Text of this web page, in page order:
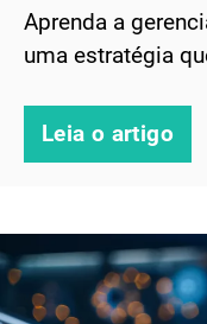
Aprenda a
uma estratégia
Leia o artigo